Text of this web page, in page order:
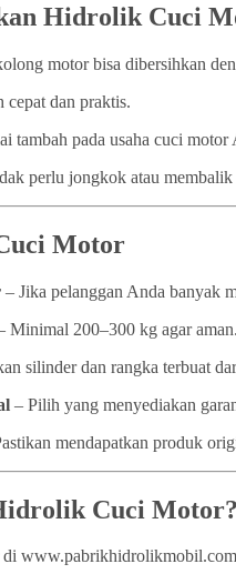
Hidrolik Cuci
motor bisa dibersihkan
cepat dan praktis.
tambah pada usaha cuci motor
perlu jongkok atau membalik
Motor
– Jika pelanggan Anda banyak
Minimal 200–300 kg agar aman.
silinder dan rangka terbuat
– Pilih yang menyediakan
mendapatkan produk
Cuci Motor?
www.pabrikhidrolikmobil.com